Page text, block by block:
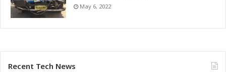
May 6, 2022
Recent Tech News